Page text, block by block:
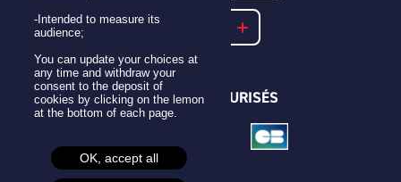
NOTRE FAQ
PAIEMENTS SÉCURISÉS
-Intended to measure its
audience;
You can update your choices at
any time and withdraw your
consent to the deposit of
cookies by clicking on the lemon
at the bottom of each page.
OK, accept all